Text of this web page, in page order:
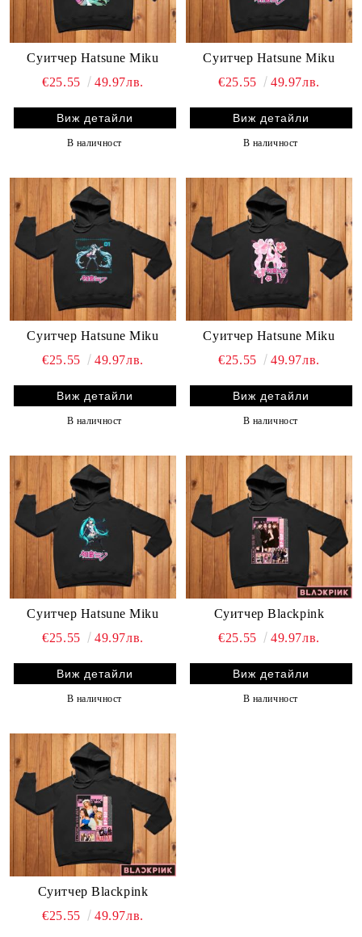
Суитчер Hatsune Miku
€25.55
49.97лв.
Виж детайли
В наличност
Суитчер Hatsune Miku
€25.55
49.97лв.
Виж детайли
В наличност
Суитчер Hatsune Miku
€25.55
49.97лв.
Виж детайли
В наличност
Суитчер Hatsune Miku
€25.55
49.97лв.
Виж детайли
В наличност
Суитчер Hatsune Miku
€25.55
49.97лв.
Виж детайли
В наличност
Суитчер Blackpink
€25.55
49.97лв.
Виж детайли
В наличност
Суитчер Blackpink
€25.55
49.97лв.